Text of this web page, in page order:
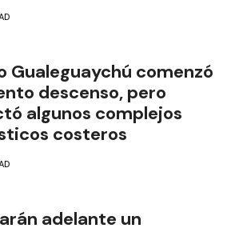
Gualeguaychú comenzó
descenso, pero
algunos complejos
costeros
adelante un